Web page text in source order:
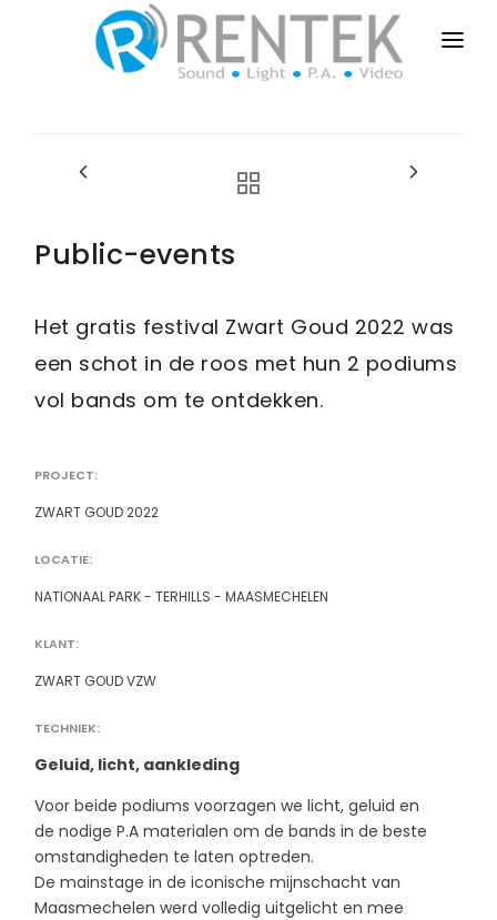
PRIVATE-EVENTS
DRY-RENT
CONTACT
Public-events
Het gratis festival Zwart Goud 2022 was
een schot in de roos met hun 2 podiums
vol bands om te ontdekken.
PROJECT:
ZWART GOUD 2022
LOCATIE:
NATIONAAL PARK - TERHILLS - MAASMECHELEN
KLANT:
ZWART GOUD VZW
TECHNIEK:
Geluid, licht, aankleding
Voor beide podiums voorzagen we licht, geluid en
de nodige P.A materialen om de bands in de beste
omstandigheden te laten optreden.
De mainstage in de iconische mijnschacht van
Maasmechelen werd volledig uitgelicht en mee